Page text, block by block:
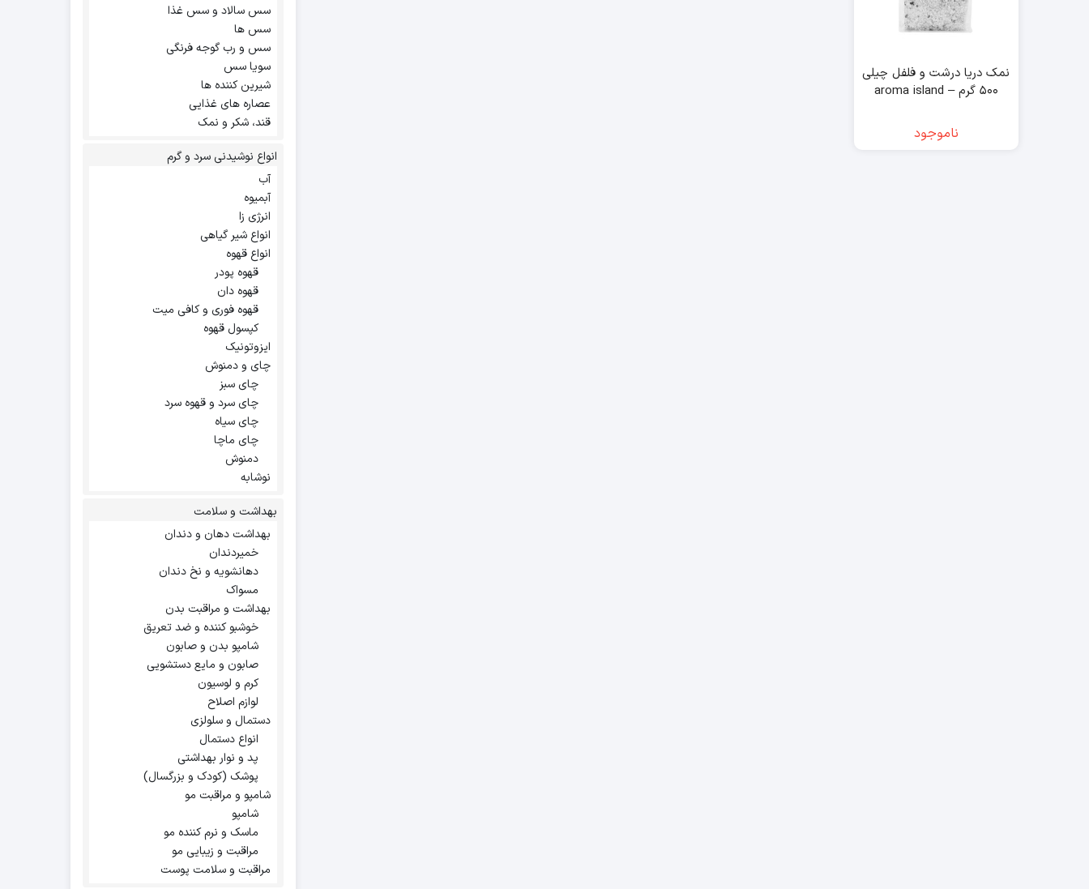
نمک دریا درشت و فلفل چیلی
۵۰۰ گرم – aroma island
ناموجود
سس سالاد و سس غذا
سس ها
سس و رب گوجه فرنگی
سویا سس
شیرین کننده ها
عصاره های غذایی
قند، شکر و نمک
انواع نوشیدنی سرد و گرم
آب
آبمیوه
انرژی زا
انواع شیر گیاهی
انواع قهوه
قهوه پودر
قهوه دان
قهوه فوری و کافی میت
کپسول قهوه
ایزوتونیک
چای و دمنوش
چای سبز
چای سرد و قهوه سرد
چای سیاه
چای ماچا
دمنوش
نوشابه
بهداشت و سلامت
بهداشت دهان و دندان
خمیردندان
دهانشویه و نخ دندان
مسواک
بهداشت و مراقبت بدن
خوشبو کننده و ضد تعریق
شامپو بدن و صابون
صابون و مایع دستشویی
کرم و لوسیون
لوازم اصلاح
دستمال و سلولزی
انواع دستمال
پد و نوار بهداشتی
پوشک (کودک و بزرگسال)
شامپو و مراقبت مو
شامپو
ماسک و نرم کننده مو
مراقبت و زیبایی مو
مراقبت و سلامت پوست